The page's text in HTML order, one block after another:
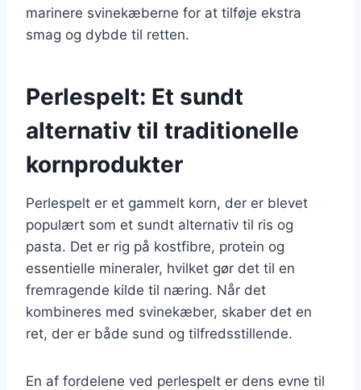
marinere svinekæberne for at tilføje ekstra
smag og dybde til retten.
Perlespelt: Et sundt
alternativ til traditionelle
kornprodukter
Perlespelt er et gammelt korn, der er blevet
populært som et sundt alternativ til ris og
pasta. Det er rig på kostfibre, protein og
essentielle mineraler, hvilket gør det til en
fremragende kilde til næring. Når det
kombineres med svinekæber, skaber det en
ret, der er både sund og tilfredsstillende.
En af fordelene ved perlespelt er dens evne til